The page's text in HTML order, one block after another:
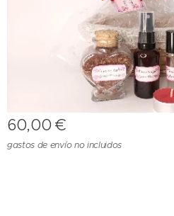
60,00 €
gastos de envío no incluidos